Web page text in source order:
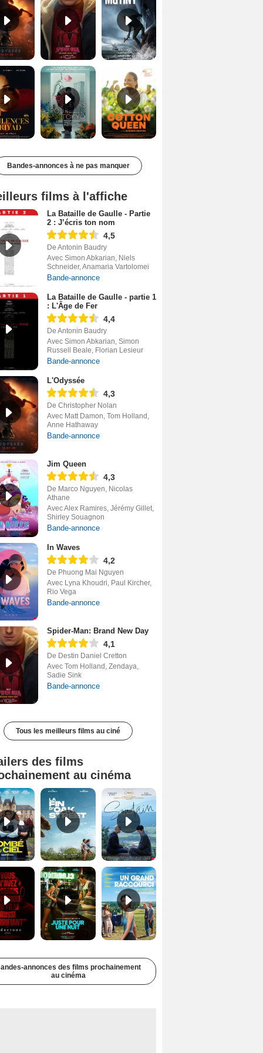
Les Silences de Riyad Bande-annonce VO STFR Cotton Queen Bande-annonce VO STFR
Bandes-annonces à ne pas manquer
films à l'affiche
La Bataille de Gaulle - Partie
2 : J’écris ton nom
4,5
De Antonin Baudry
Avec Simon Abkarian, Niels
Schneider, Anamaria Vartolomei
Bande-annonce
La Bataille de Gaulle - partie 1
: L'Âge de Fer
4,4
De Antonin Baudry
Avec Simon Abkarian, Simon
Russell Beale, Florian Lesieur
Bande-annonce
L'Odyssée
4,3
De Christopher Nolan
Avec Matt Damon, Tom Holland,
Anne Hathaway
Bande-annonce
Jim Queen
4,3
De Marco Nguyen, Nicolas
Athane
Avec Alex Ramires, Jérémy Gillet,
Shirley Souagnon
Bande-annonce
In Waves
4,2
De Phuong Mai Nguyen
Avec Lyna Khoudri, Paul Kircher,
Rio Vega
Bande-annonce
Spider-Man: Brand New Day
4,1
De Destin Daniel Cretton
Avec Tom Holland, Zendaya,
Sadie Sink
Bande-annonce
Tous les meilleurs films au ciné
des films
au cinéma
Tombé du ciel Bande-annonce VF La fin d’Oak Street Bande-annonce VO STFR
Undertone Bande-annonce VO STFR Juste pour une nuit Bande-annonce VO STFR Un grand raccourci Bande-annonce VF
annonces des films prochainement
au cinéma